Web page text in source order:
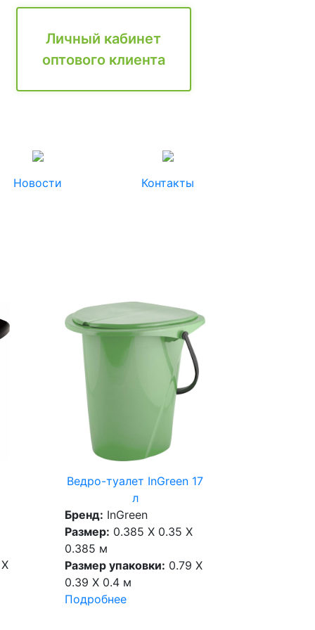
Личный кабинет
оптового клиента
Новости Контакты
Ведро-туалет InGreen 17
л
Бренд: InGreen
Размер: 0.385 X 0.35 X
0.385 м
Размер упаковки: 0.79 X
0.39 X 0.4 м
Подробнее